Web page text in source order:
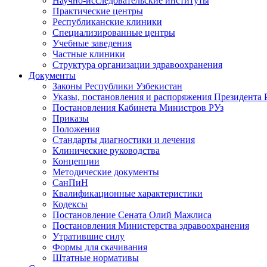
Практические центры
Республиканские клиники
Специализированные центры
Учебные заведения
Частные клиники
Структура организации здравоохранения
Документы
Законы Республики Узбекистан
Указы, постановления и распоряжения Президента
Постановления Кабинета Министров РУз
Приказы
Положения
Стандарты диагностики и лечения
Клинические руководства
Концепции
Методические документы
СанПиН
Квалификационные характеристики
Кодексы
Постановление Сената Олий Мажлиса
Постановления Министерства здравоохранения
Утратившие силу
Формы для скачивания
Штатные нормативы